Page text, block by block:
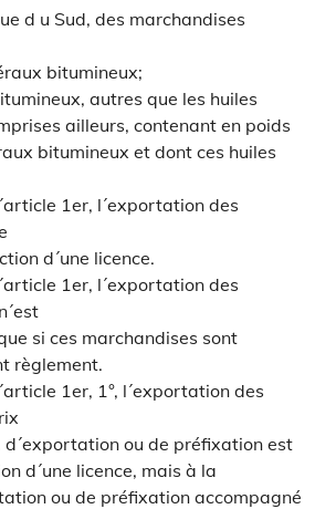
d u Sud, des marchandises
bitumineux;
autres que les huiles
ailleurs, contenant en poids
bitumineux et dont ces huiles
1er, l´exportation des
d´une licence.
1er, l´exportation des
si ces marchandises sont
règlement.
1er, 1°, l´exportation des
d´exportation ou de préfixation est
d´une licence, mais à la
ou de préfixation accompagné